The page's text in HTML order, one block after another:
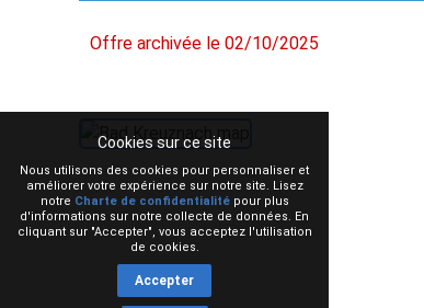
Offre archivée le 02/10/2025
Cookies sur ce site
Nous utilisons des cookies pour personnaliser et
améliorer votre expérience sur notre site. Lisez
notre Charte de confidentialitépour plus
d'informations sur notre collecte de données. En
cliquant sur "Accepter", vous acceptez l'utilisation
de cookies.
Accepter